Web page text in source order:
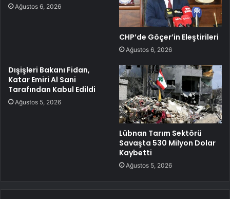
Ağustos 6, 2026
CHP’de Göçer’in Eleştirileri
Ağustos 6, 2026
Dışişleri Bakanı Fidan,
Katar Emiri Al Sani
Tarafından Kabul Edildi
Ağustos 5, 2026
Lübnan Tarım Sektörü
Savaşta 530 Milyon Dolar
Kaybetti
Ağustos 5, 2026